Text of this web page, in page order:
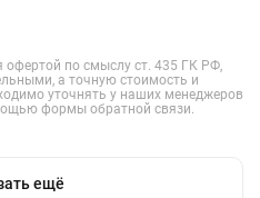
офертой по смыслу ст. 435 ГК РФ,
а точную стоимость и
уточнять у наших менеджеров
формы обратной связи.
ещё